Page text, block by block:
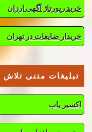
خرید رپورتاژ آگهی ارزان
خریدار ضایعات در تهران
تبلیغات متنی تلاش
اکسیر یاب